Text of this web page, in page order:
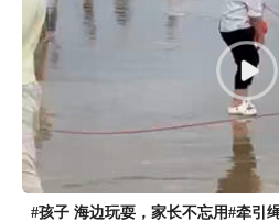
#孩子 海边玩耍，家长不忘用#牵引绳